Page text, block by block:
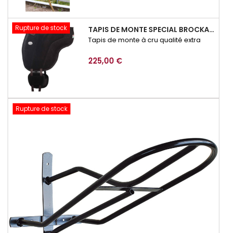
Rupture de stock TAPIS DE MONTE SPECIAL BROCKAMP
Tapis de monte à cru qualité extra
225,00 €
Rupture de stock